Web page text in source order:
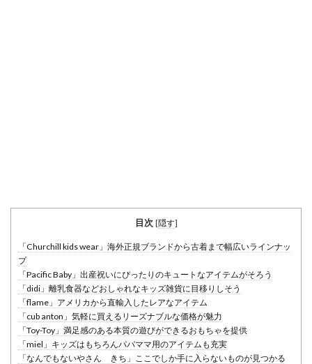
目次 [隠す]
「Churchill kids wear」海外正規ブランドから古着まで幅広いラインナッ
プ
「Pacific Baby」出産祝いにぴったりのキュートなアイテムがそろう
「didi」離乳食器などおしゃれなキッズ雑貨に目移りしそう
「flame」アメリカから直輸入したレアなアイテム
「cub anton」気軽に買えるリーズナブルな価格が魅力
「Toy-Toy」満足感のある本質の遊びができるおもちゃを提供
「miel」キッズはもちろんパパママ用のアイテムも充実
「なんでもないやさん きち」ここでしか手に入らないものが見つかる